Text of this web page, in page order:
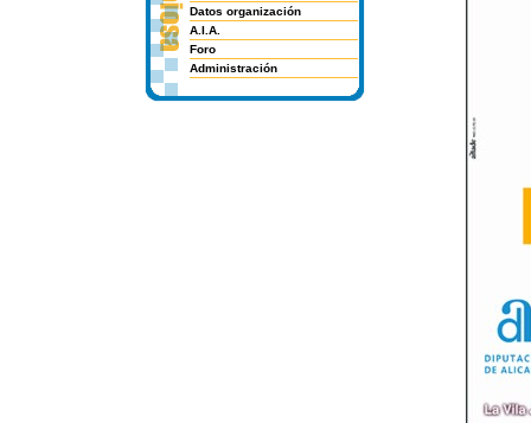
Datos organización
A.I.A.
Foro
Administración